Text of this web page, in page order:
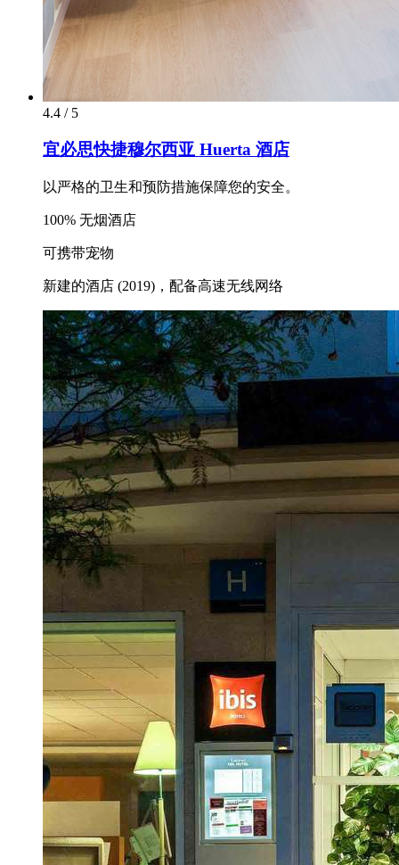
4.4 / 5
宜必思快捷穆尔西亚 Huerta 酒店
以严格的卫生和预防措施保障您的安全。
100% 无烟酒店
可携带宠物
新建的酒店 (2019)，配备高速无线网络